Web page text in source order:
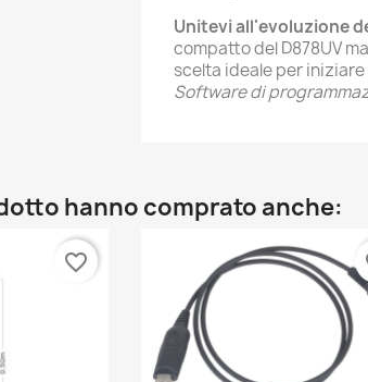
Unitevi all'evoluzione
compatto del D878UV
scelta ideale per
Software di
hanno comprato anche:
favorite_border